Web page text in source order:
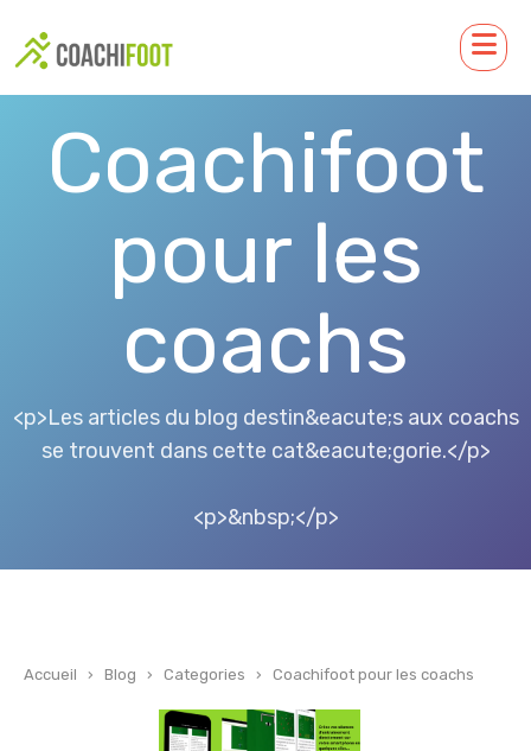
Coachifoot
pour les
coachs
<p>Les articles du blog destin&eacute;s aux coachs
se trouvent dans cette cat&eacute;gorie.</p>
<p>&nbsp;</p>
Accueil › Blog › Categories › Coachifoot pour les coachs